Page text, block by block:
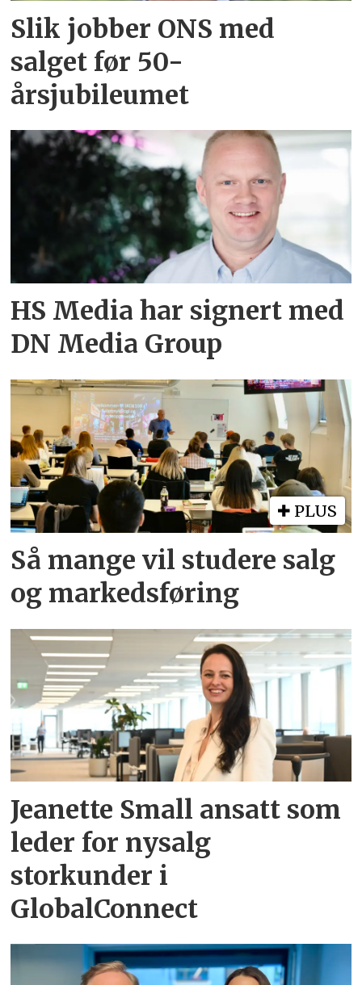
Slik jobber ONS med
salget før 50-
årsjubileumet
HS Media har signert med
DN Media Group
PLUS
Så mange vil studere salg
og markedsføring
Jeanette Small ansatt som
leder for nysalg
storkunder i
GlobalConnect